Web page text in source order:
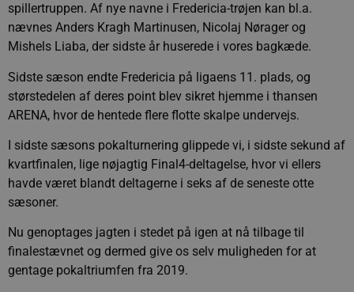
spillertruppen. Af nye navne i Fredericia-trøjen kan bl.a.
nævnes Anders Kragh Martinusen, Nicolaj Nørager og
Mishels Liaba, der sidste år huserede i vores bagkæde.
Sidste sæson endte Fredericia på ligaens 11. plads, og
størstedelen af deres point blev sikret hjemme i thansen
ARENA, hvor de hentede flere flotte skalpe undervejs.
I sidste sæsons pokalturnering glippede vi, i sidste sekund af
kvartfinalen, lige nøjagtig Final4-deltagelse, hvor vi ellers
havde været blandt deltagerne i seks af de seneste otte
sæsoner.
Nu genoptages jagten i stedet på igen at nå tilbage til
finalestævnet og dermed give os selv muligheden for at
gentage pokaltriumfen fra 2019.